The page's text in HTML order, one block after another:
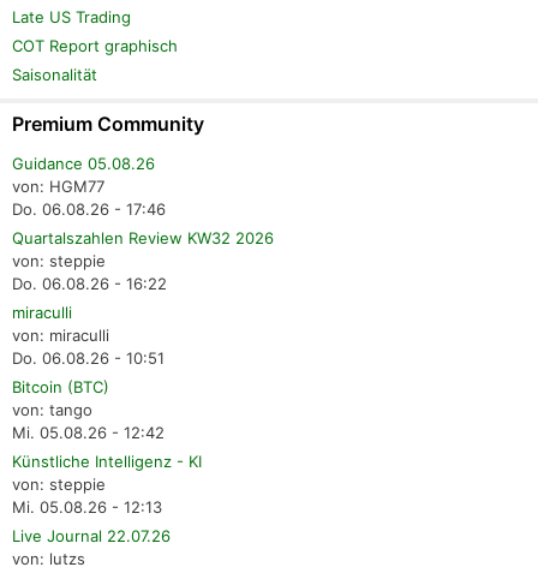
Late US Trading
COT Report graphisch
Saisonalität
Premium Community
Guidance 05.08.26
von: HGM77
Do. 06.08.26 - 17:46
Quartalszahlen Review KW32 2026
von: steppie
Do. 06.08.26 - 16:22
miraculli
von: miraculli
Do. 06.08.26 - 10:51
Bitcoin (BTC)
von: tango
Mi. 05.08.26 - 12:42
Künstliche Intelligenz - KI
von: steppie
Mi. 05.08.26 - 12:13
Live Journal 22.07.26
von: lutzs